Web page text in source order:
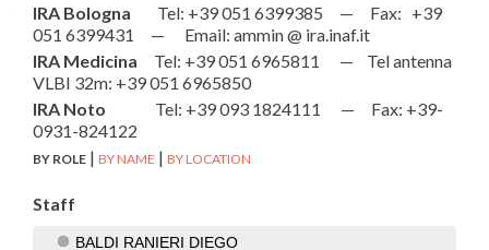
IRA Bologna Tel: +39 051 6399385 — Fax: +39
051 6399431 — Email: ammin @ ira.inaf.it
IRA Medicina
Tel: +39 051 6965811 — Tel antenna
VLBI 32m: +39 051 6965850
IRA Noto
Tel: +39 093 1824111 — Fax: +39-
0931-824122
BY ROLE | BY NAME | BY LOCATION
Staff
BALDI RANIERI DIEGO